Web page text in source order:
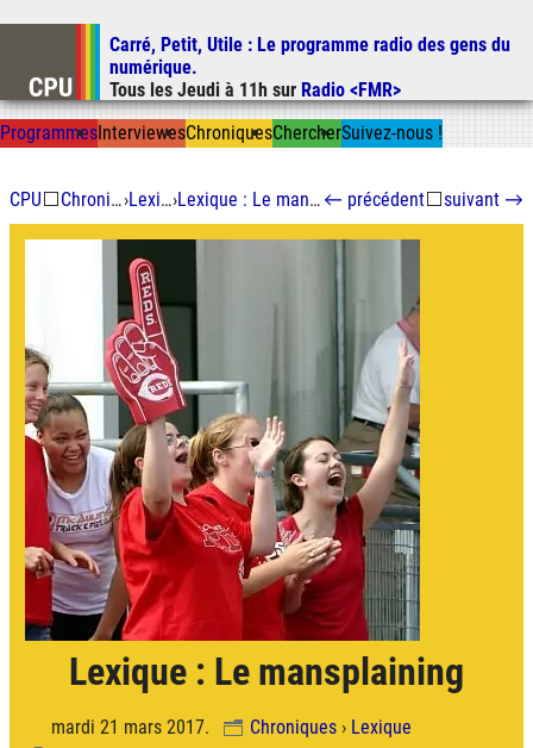
Aller au contenu
Aller à la recherche
Carré, Petit, Utile : Le programme radio des gens du
numérique.
Tous les Jeudi à 11h sur Radio <FMR>
ProgrammesInterviewesChroniquesChercherSuivez-nous !
CPU⬜ Chroniques› Lexique› Lexique : Le mansplaining ← précédent⬜suivant →
Lexique : Le mansplaining
mardi 21 mars 2017. Chroniques› Lexique